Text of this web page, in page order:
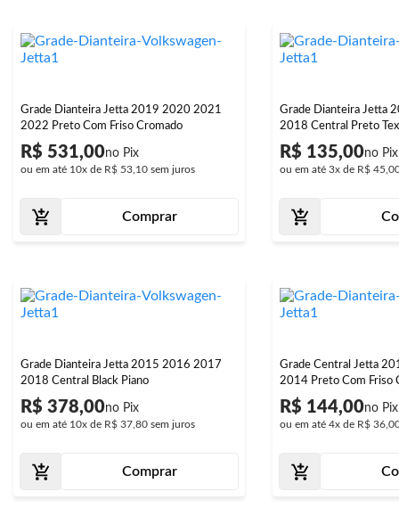
Grade Dianteira Jetta 2019 2020 2021
2022 Preto Com Friso Cromado
R$ 531,00
ou em até 10x de R$ 53,10 sem juros
Comprar
Grade Dianteira Jetta
2018 Central Preto
R$ 135,00
ou em até 3x de R$
Grade Dianteira Jetta 2015 2016 2017
2018 Central Black Piano
R$ 378,00
ou em até 10x de R$ 37,80 sem juros
Comprar
Grade Central Jetta
2014 Preto Com Friso
R$ 144,00
ou em até 4x de R$